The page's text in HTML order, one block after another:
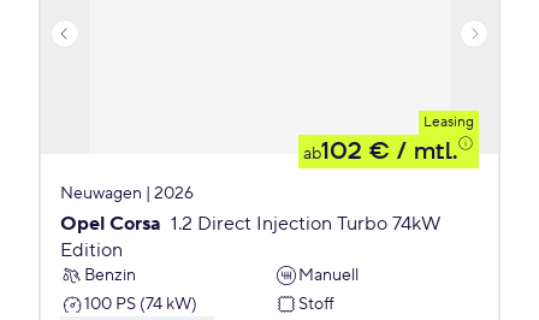
Leasing
ab102 € / mtl.
Neuwagen | 2026
Opel Corsa 1.2 Direct Injection Turbo 74kW
Edition
Benzin
Manuell
100 PS (74 kW)
Stoff